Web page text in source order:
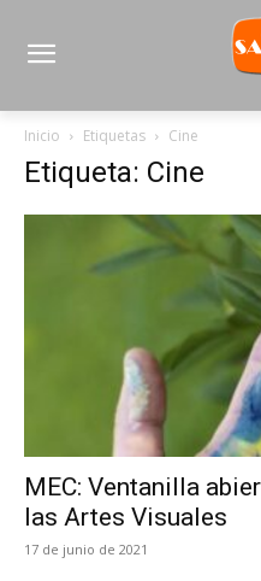
Inicio Etiquetas Cine
Etiqueta: Cine
MEC: Ventanilla
las Artes Visuales
17 de junio de 2021